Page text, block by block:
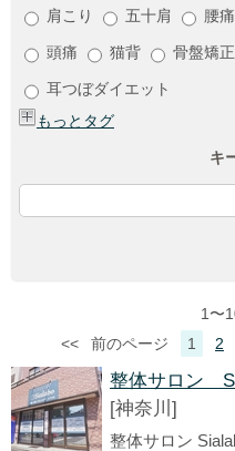
肩こり 五十肩 腰痛
頭痛 猫背 骨盤矯正
耳つぼダイエット
もっとタグ
キ
1〜
<<
前のページ 1 2
整体サロン
[神奈川]
整体サロン